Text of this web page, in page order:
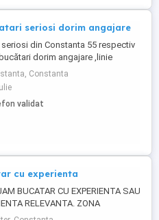
seriosi dorim angajare
din Constanta 55 respectiv
dorim angajare ,linie
specific
de mare etc,catering sau
auto permis categoria b
oferim seriozitate...Multumim
Constanta
validat
cu experienta
BUCATAR CU EXPERIENTA SAU
RELEVANTA. ZONA